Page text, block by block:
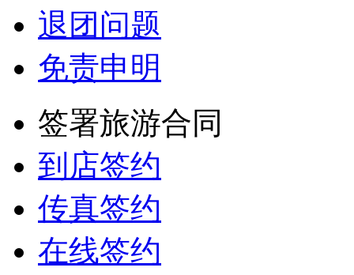
退团问题
免责申明
签署旅游合同
到店签约
传真签约
在线签约